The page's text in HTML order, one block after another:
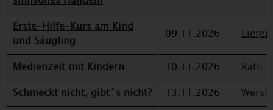
Erste-Hilfe-Kurs am Kind
und Säugling
09.11.2026
Medienzeit mit Kindern 10.11.2026
Rath
Schmeckt nicht, gibt´s nicht?
13.11.2026